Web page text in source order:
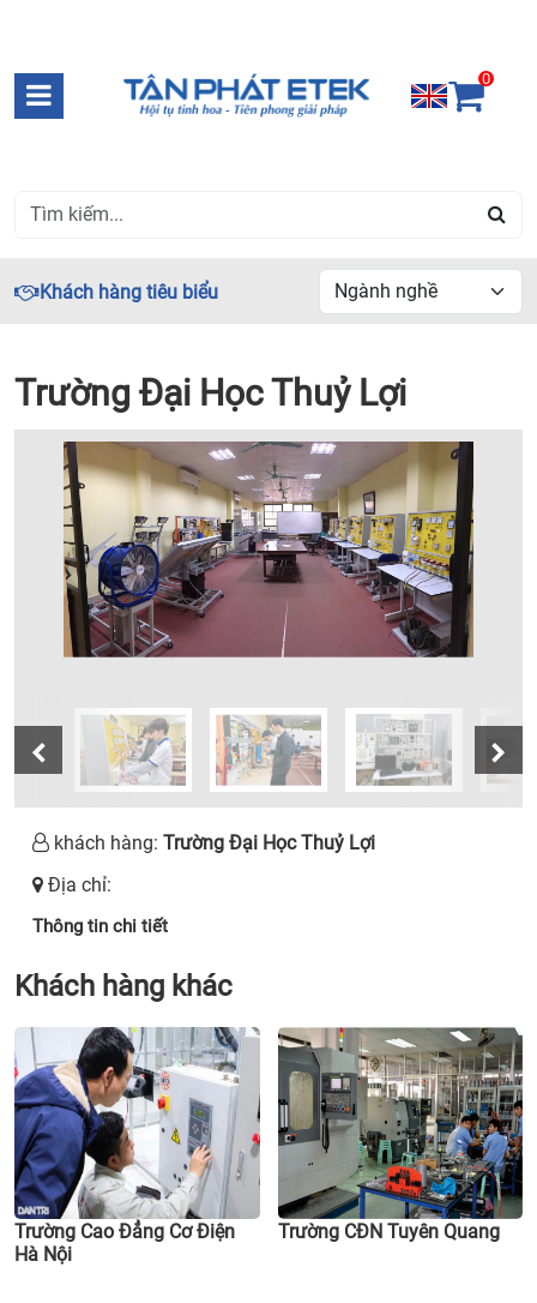
0
Khách hàng tiêu biểu
Trường Đại Học Thuỷ Lợi
khách hàng: Trường Đại Học Thuỷ Lợi
Địa chỉ:
Thông tin chi tiết
Khách hàng khác
Trường Cao Đẳng Cơ Điện
Hà Nội
Trường CĐN Tuyên Quang